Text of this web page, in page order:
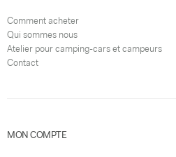
Comment acheter
Qui sommes nous
Atelier pour camping-cars et campeurs
Contact
MON COMPTE